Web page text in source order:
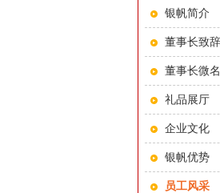
银帆简介
董事长致辞
董事长微
礼品展厅
企业文化
银帆优势
员工风采